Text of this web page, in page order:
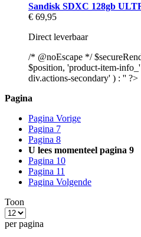
Sandisk SDXC 128gb
€ 69,95
Direct leverbaar
/* @noEscape */
$position, 'product-item-
div.actions-secondary' ) : '' ?>
Pagina
Pagina Vorige
Pagina 7
Pagina 8
U lees momenteel pagina 9
Pagina 10
Pagina 11
Pagina Volgende
Toon
per pagina